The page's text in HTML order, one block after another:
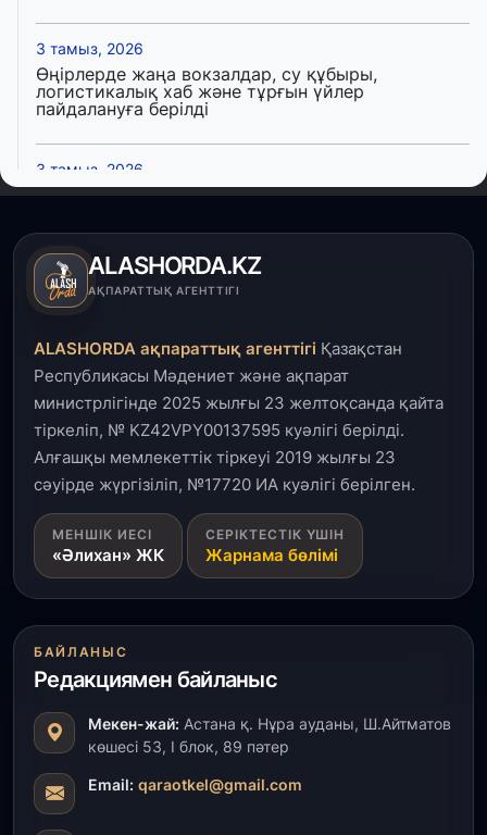
3 тамыз, 2026
Өңірлерде жаңа вокзалдар, су құбыры,
логистикалық хаб және тұрғын үйлер
пайдалануға берілді
3 тамыз, 2026
Қызылордада 300 орындық аурухана,
салынып жатыр
1 тамыз, 2026
31 шілде, 2026
Ақмола облысындағы кездесуде кәсіпкерлер мен
ұстаздар «Әділет» партиясына өз ұсыныстарын
айтты
31 шілде, 2026
ҚР Президенті Орталық Азия елдеріне
ұзақмерзімді ынтымақтастық жоспарын әзірлеуді
ұсынды
«Ауыл аманаты»: Түркістанда 30,2 млрд теңгеге
4 223 жоба қаржыландырылды
31 шілде, 2026
толық ауыз сумен қамтылды
ALASHORDA.KZ
АҚПАРАТТЫҚ АГЕНТТІГІ
ALASHORDA ақпараттық агенттігі Қазақстан
Республикасы Мәдениет және ақпарат
министрлігінде 2025 жылғы 23 желтоқсанда қайта
тіркеліп, № KZ42VPY00137595 куәлігі берілді.
Алғашқы мемлекеттік тіркеуі 2019 жылғы 23
сәуірде жүргізіліп, №17720 ИА куәлігі берілген.
МЕНШІК ИЕСІ
«Әлихан» ЖК
СЕРІКТЕСТІК ҮШІН
Жарнама бөлімі
БАЙЛАНЫС
Редакциямен байланыс
Мекен-жай: Астана қ. Нұра ауданы, Ш.Айтматов
көшесі 53, І блок, 89 пәтер
Email: qaraotkel@gmail.com